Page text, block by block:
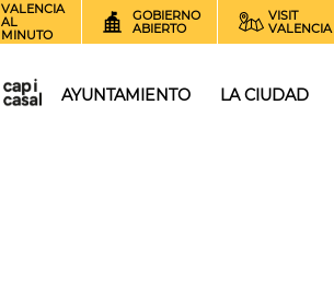
VALENCIA
AL
MINUTO
GOBIERNO
ABIERTO
VISIT
VALENCIA
AYUNTAMIENTO LA CIUDAD